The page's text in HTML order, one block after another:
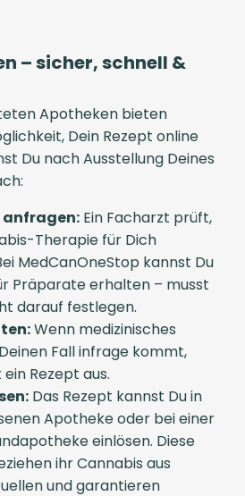
– sicher, schnell &
Apotheken bieten
Dein Rezept online
Du nach Ausstellung Deines
anfragen: Ein Facharzt prüft,
Therapie für Dich
MedCanOneStop kannst Du
Präparate erhalten – musst
darauf festlegen.
Wenn medizinisches
Fall infrage kommt,
Rezept aus.
Das Rezept kannst Du in
Apotheke oder bei einer
einlösen. Diese
ihr Cannabis aus
und garantieren